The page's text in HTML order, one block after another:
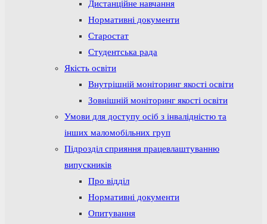
Дистанційне навчання
Нормативні документи
Старостат
Студентська рада
Якість освіти
Внутрішній моніторинг якості освіти
Зовнішній моніторинг якості освіти
Умови для доступу осіб з інвалідністю та
інших маломобільних груп
Підрозділ сприяння працевлаштуванню
випускників
Про відділ
Нормативні документи
Опитування